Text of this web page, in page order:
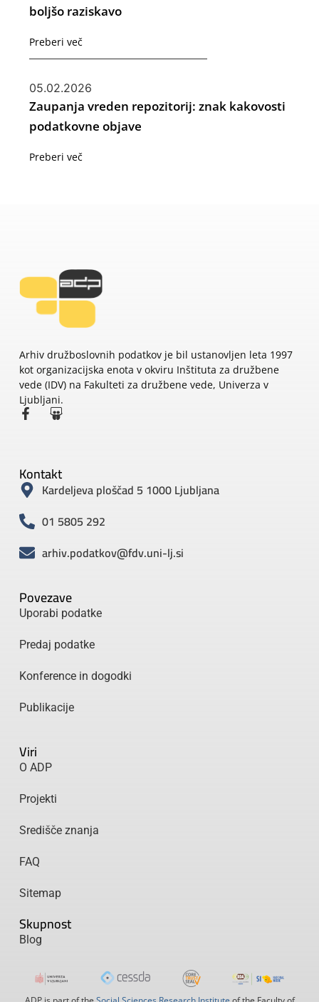
boljšo raziskavo
Preberi več
05.02.2026
Zaupanja vreden repozitorij: znak kakovosti
podatkovne objave
Preberi več
Arhiv družboslovnih podatkov je bil ustanovljen leta 1997
kot organizacijska enota v okviru Inštituta za družbene
vede (IDV) na Fakulteti za družbene vede, Univerza v
Ljubljani.
Povezave
Uporabi podatke
Predaj podatke
Konference in dogodki
Publikacije
Viri
O ADP
Projekti
Središče znanja
FAQ
Sitemap
Skupnost
Blog
Kontakt
Kardeljeva ploščad 5 1000 Ljubljana
01 5805 292
arhiv.podatkov@fdv.uni-lj.si